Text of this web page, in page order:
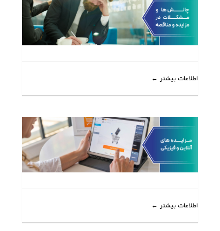
اطلاعات بیشتر
اطلاعات بیشتر